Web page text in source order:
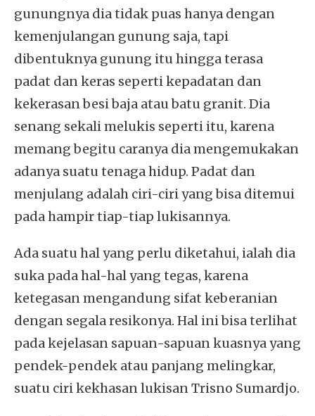
gunungnya dia tidak puas hanya dengan
kemenjulangan gunung saja, tapi
dibentuknya gunung itu hingga terasa
padat dan keras seperti kepadatan dan
kekerasan besi baja atau batu granit. Dia
senang sekali melukis seperti itu, karena
memang begitu caranya dia mengemukakan
adanya suatu tenaga hidup. Padat dan
menjulang adalah ciri-ciri yang bisa ditemui
pada hampir tiap-tiap lukisannya.
Ada suatu hal yang perlu diketahui, ialah dia
suka pada hal-hal yang tegas, karena
ketegasan mengandung sifat keberanian
dengan segala resikonya. Hal ini bisa terlihat
pada kejelasan sapuan-sapuan kuasnya yang
pendek-pendek atau panjang melingkar,
suatu ciri kekhasan lukisan Trisno Sumardjo.